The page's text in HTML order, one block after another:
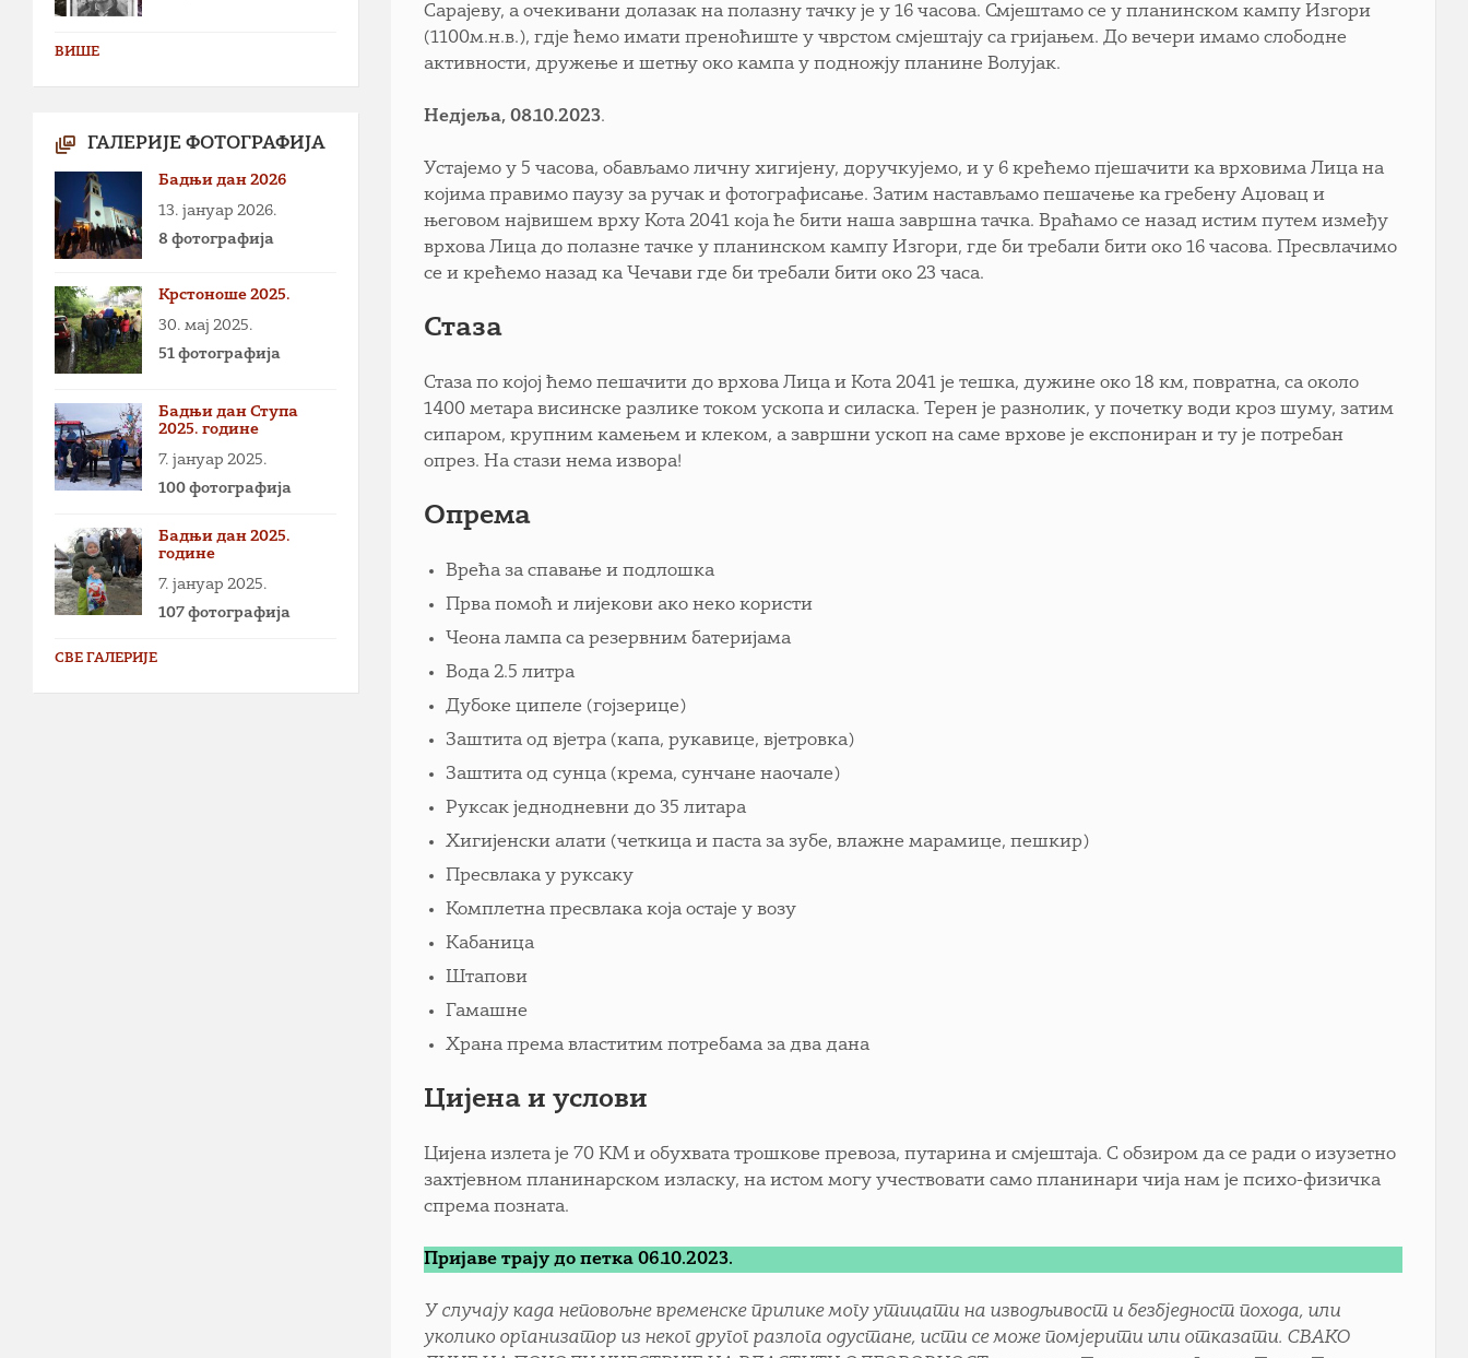
Сарајеву, а очекивани долазак на полазну тачку је у 16 часова. Смјештамо се у планинском кампу Изгори
(1100м.н.в.), гдје ћемо имати преноћиште у чврстом смјештају са гријањем. До вечери имамо слободне
активности, дружење и шетњу око кампа у подножју планине Волујак.
Недјеља, 08.10.2023.
Устајемо у 5 часова, обављамо личну хигијену, доручкујемо, и у 6 крећемо пјешачити ка врховима Лица на
којима правимо паузу за ручак и фотографисање. Затим настављамо пешачење ка гребену Аџовац и
његовом највишем врху Кота 2041 која ће бити наша завршна тачка. Враћамо се назад истим путем између
врхова Лица до полазне тачке у планинском кампу Изгори, где би требали бити око 16 часова. Пресвлачимо
се и крећемо назад ка Чечави где би требали бити око 23 часа.
Стаза
Стаза по којој ћемо пешачити до врхова Лица и Кота 2041 је тешка, дужине око 18 км, повратна, са около
1400 метара висинске разлике током ускопа и силаска. Терен је разнолик, у почетку води кроз шуму, затим
сипаром, крупним камењем и клеком, а завршни ускоп на саме врхове је експониран и ту је потребан
опрез. На стази нема извора!
Опрема
Врећа за спавање и подлошка
Прва помоћ и лијекови ако неко користи
Чеона лампа са резервним батеријама
Вода 2.5 литра
Дубоке ципеле (гојзерице)
Заштита од вјетра (капа, рукавице, вјетровка)
Заштита од сунца (крема, сунчане наочале)
Руксак једнодневни до 35 литара
Хигијенски алати (четкица и паста за зубе, влажне марамице, пешкир)
Пресвлака у руксаку
Комплетна пресвлака која остаје у возу
Кабаница
Штапови
Гамашне
Храна према властитим потребама за два дана
Цијена и услови
Цијена излета је 70 КМ и обухвата трошкове превоза, путарина и смјештаја. С обзиром да се ради о изузетно
захтјевном планинарском изласку, на истом могу учествовати само планинари чија нам је психо-физичка
спрема позната.
Пријаве трају до петка 06.10.2023.
У случају када неповољне временске прилике могу утицати на изводљивост и безбједност похода, или
уколико организатор из неког другог разлога одустане, исти се може помјерити или отказати. СВАКО
ВИШЕ
ГАЛЕРИЈЕ ФОТОГРАФИЈА
Бадњи дан 2026
13. јануар 2026.
8 фотографија
Крстоноше 2025.
30. мај 2025.
51 фотографија
Бадњи дан Ступа
2025. године
7. јануар 2025.
100 фотографија
Бадњи дан 2025.
године
7. јануар 2025.
107 фотографија
СВЕ ГАЛЕРИЈЕ